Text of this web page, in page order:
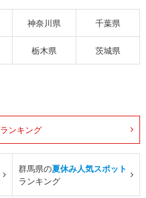
神奈川県 千葉県
栃木県 茨城県
ランキング
群馬県の夏休み人気スポット
ランキング